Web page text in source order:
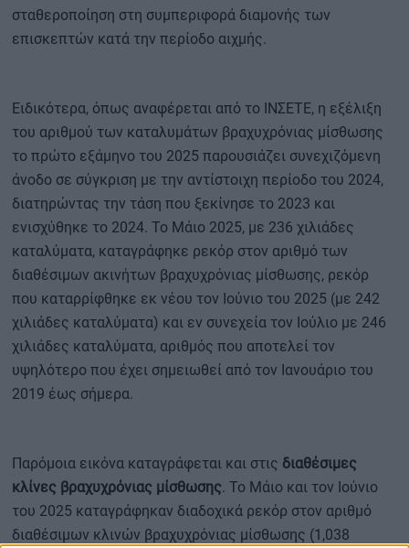
σταθεροποίηση στη συμπεριφορά διαμονής των
επισκεπτών κατά την περίοδο αιχμής.
Ειδικότερα, όπως αναφέρεται από το ΙΝΣΕΤΕ, η εξέλιξη
του αριθμού των καταλυμάτων βραχυχρόνιας μίσθωσης
το πρώτο εξάμηνο του 2025 παρουσιάζει συνεχιζόμενη
άνοδο σε σύγκριση με την αντίστοιχη περίοδο του 2024,
διατηρώντας την τάση που ξεκίνησε το 2023 και
ενισχύθηκε το 2024. Το Μάιο 2025, με 236 χιλιάδες
καταλύματα, καταγράφηκε ρεκόρ στον αριθμό των
διαθέσιμων ακινήτων βραχυχρόνιας μίσθωσης, ρεκόρ
που καταρρίφθηκε εκ νέου τον Ιούνιο του 2025 (με 242
χιλιάδες καταλύματα) και εν συνεχεία τον Ιούλιο με 246
χιλιάδες καταλύματα, αριθμός που αποτελεί τον
υψηλότερο που έχει σημειωθεί από τον Ιανουάριο του
2019 έως σήμερα.
Παρόμοια εικόνα καταγράφεται και στις διαθέσιμες
κλίνες βραχυχρόνιας μίσθωσης. Το Μάιο και τον Ιούνιο
του 2025 καταγράφηκαν διαδοχικά ρεκόρ στον αριθμό
διαθέσιμων κλινών βραχυχρόνιας μίσθωσης (1,038